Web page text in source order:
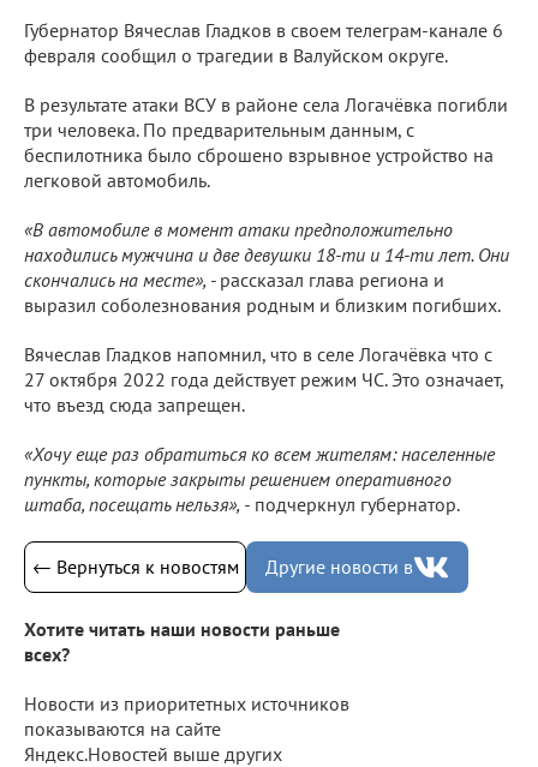
Губернатор Вячеслав Гладков в своем телеграм-канале 6
февраля сообщил о трагедии в Валуйском округе.
В результате атаки ВСУ в районе села Логачёвка погибли
три человека. По предварительным данным, с
беспилотника было сброшено взрывное устройство на
легковой автомобиль.
«В автомобиле в момент атаки предположительно
находились мужчина и две девушки 18-ти и 14-ти лет. Они
скончались на месте», - рассказал глава региона и
выразил соболезнования родным и близким погибших.
Вячеслав Гладков напомнил, что в селе Логачёвка что с
27 октября 2022 года действует режим ЧС. Это означает,
что въезд сюда запрещен.
«Хочу еще раз обратиться ко всем жителям: населенные
пункты, которые закрыты решением оперативного
штаба, посещать нельзя», - подчеркнул губернатор.
← Вернуться к новостям Другие новости в
Хотите читать наши новости раньше
всех?
Новости из приоритетных источников
показываются на сайте
Яндекс.Новостей выше других